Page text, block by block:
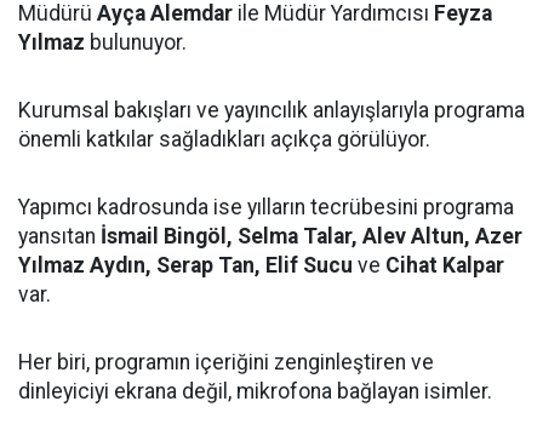
Müdürü Ayça Alemdar ile Müdür Yardımcısı Feyza
Yılmaz bulunuyor.
Kurumsal bakışları ve yayıncılık anlayışlarıyla programa
önemli katkılar sağladıkları açıkça görülüyor.
Yapımcı kadrosunda ise yılların tecrübesini programa
yansıtan İsmail Bingöl, Selma Talar, Alev Altun, Azer
Yılmaz Aydın, Serap Tan, Elif Sucu ve Cihat Kalpar
var.
Her biri, programın içeriğini zenginleştiren ve
dinleyiciyi ekrana değil, mikrofona bağlayan isimler.